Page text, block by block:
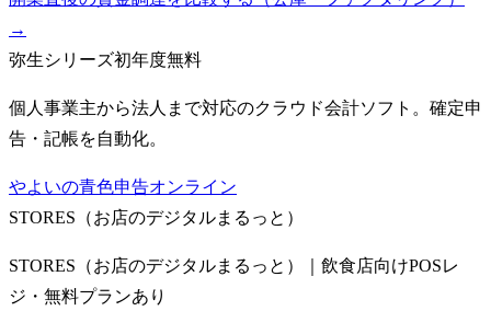
→
弥生シリーズ初年度無料
個人事業主から法人まで対応のクラウド会計ソフト。確定申
告・記帳を自動化。
やよいの青色申告オンライン
STORES（お店のデジタルまるっと）
STORES（お店のデジタルまるっと）｜飲食店向けPOSレ
ジ・無料プランあり